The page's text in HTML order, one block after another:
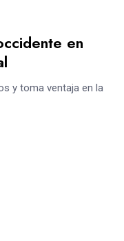
en
y toma ventaja en la